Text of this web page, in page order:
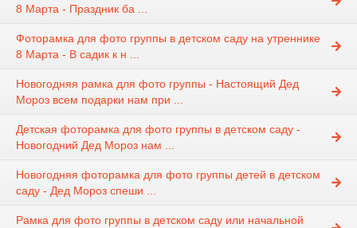
8 Марта - Праздник ба ...
Фоторамка для фото группы в детском саду на утреннике
8 Марта - В садик к н ...
Новогодняя рамка для фото группы - Настоящий Дед
Мороз всем подарки нам при ...
Детская фоторамка для фото группы в детском саду -
Новогодний Дед Мороз нам ...
Новогодняя фоторамка для фото группы детей в детском
саду - Дед Мороз спеши ...
Рамка для фото группы в детском саду или начальной